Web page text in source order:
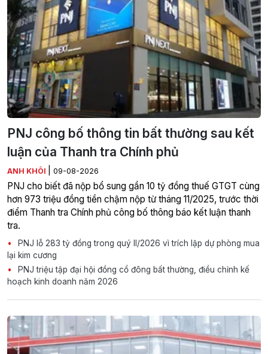
PNJ công bố thông tin bất thường sau kết
luận của Thanh tra Chính phủ
ANH KHÔI 09-08-2026
PNJ cho biết đã nộp bổ sung gần 10 tỷ đồng thuế GTGT cùng
hơn 973 triệu đồng tiền chậm nộp từ tháng 11/2025, trước thời
điểm Thanh tra Chính phủ công bố thông báo kết luận thanh
tra.
PNJ lỗ 283 tỷ đồng trong quý II/2026 vì trích lập dự phòng mua
lại kim cương
PNJ triệu tập đại hội đồng cổ đông bất thường, điều chỉnh kế
hoạch kinh doanh năm 2026